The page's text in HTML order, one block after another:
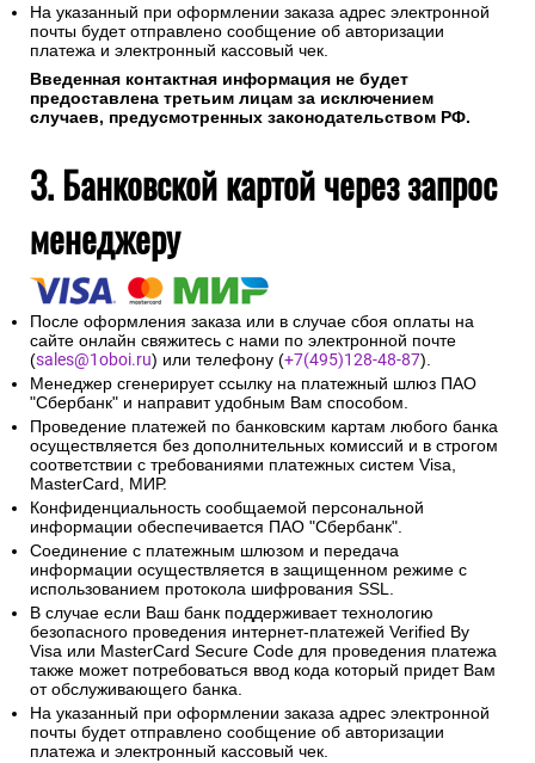
На указанный при оформлении заказа адрес электронной
почты будет отправлено сообщение об авторизации
платежа и электронный кассовый чек.
Введенная контактная информация не будет
предоставлена третьим лицам за исключением
случаев, предусмотренных законодательством РФ.
3. Банковской картой через запрос
менеджеру
После оформления заказа или в случае сбоя оплаты на
сайте онлайн свяжитесь с нами по электронной почте
(sales@1oboi.ru) или телефону (+7(495)128-48-87).
Менеджер сгенерирует ссылку на платежный шлюз ПАО
"Сбербанк" и направит удобным Вам способом.
Проведение платежей по банковским картам любого банка
осуществляется без дополнительных комиссий и в строгом
соответствии с требованиями платежных систем Visa,
MasterCard, МИР.
Конфиденциальность сообщаемой персональной
информации обеспечивается ПАО "Сбербанк".
Соединение с платежным шлюзом и передача
информации осуществляется в защищенном режиме с
использованием протокола шифрования SSL.
В случае если Ваш банк поддерживает технологию
безопасного проведения интернет-платежей Verified By
Visa или MasterCard Secure Code для проведения платежа
также может потребоваться ввод кода который придет Вам
от обслуживающего банка.
На указанный при оформлении заказа адрес электронной
почты будет отправлено сообщение об авторизации
платежа и электронный кассовый чек.